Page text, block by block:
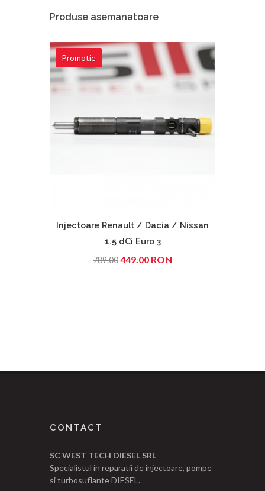
Produse asemanatoare
Promotie
Injectoare Renault / Dacia / Nissan
1.5 dCi Euro 3
789.00449.00 RON
CONTACT
SC WEST TECH DIESEL SRL
Specialistul in reparatii de injectoare, pompe
si turbosuflante DIESEL.